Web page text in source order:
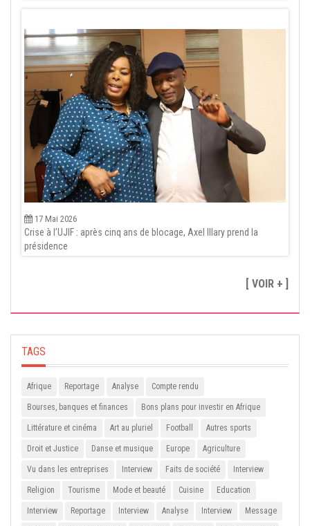
17 Mai 2026
Crise à l’UJIF : après cinq ans de blocage, Axel Illary prend la
présidence
[ VOIR + ]
TAGS
Afrique Reportage Analyse Compte rendu
Bourses, banques et finances Bons plans pour investir en Afrique
Littérature et cinéma Art au pluriel Football Autres sports
Droit et Justice Danse et musique Europe Agriculture
Vu dans les entreprises Interview Faits de société Interview
Religion Tourisme Mode et beauté Cuisine Education
Interview Reportage Interview Analyse Interview Message